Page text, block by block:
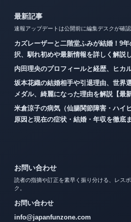
最新記事
速報アップデートは公開前に編集デスクが確認
カズレーザーと二階堂ふみが結婚！9
択、馴れ初めや最新情報を詳しく解説
内田理央のプロフィールと経歴、ヒカ
坂本花織の結婚相手や引退理由、世界
メダル、綺麗になった理由を解説【最新
米倉涼子の病気（仙腸関節障害・ハイ
原因と現在の症状・結婚・年収を徹底
お問い合わせ
読者の指摘や訂正を素早く振り分ける、レス
ク。
お問い合わせ
info@japanfunzone.com